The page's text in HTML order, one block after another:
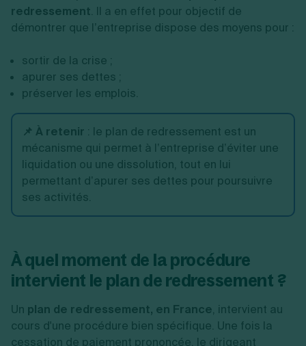
redressement. Il a en effet pour objectif de
démontrer que l’entreprise dispose des moyens pour :
sortir de la crise ;
apurer ses dettes ;
préserver les emplois.
📌 À retenir : le plan de redressement est un
mécanisme qui permet à l’entreprise d’éviter une
liquidation ou une dissolution, tout en lui
permettant d’apurer ses dettes pour poursuivre
ses activités.
À quel moment de la procédure
intervient le plan de redressement ?
Un plan de redressement, en France, intervient au
cours d'une procédure bien spécifique. Une fois la
cessation de paiement prononcée, le dirigeant